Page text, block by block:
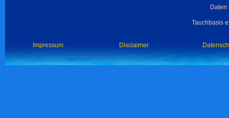
Tauchbasis
Impressum Disclaimer